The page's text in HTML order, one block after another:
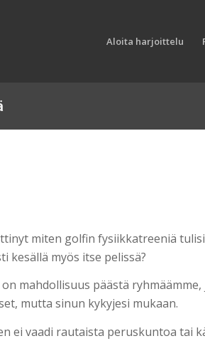
Aloita harjoittelu
miten golfin fysiikkatreeniä
kesällä myös itse pelissä?
mahdollisuus päästä
mutta sinun kykyjesi mukaan.
ei vaadi rautaista peruskuntoa tai